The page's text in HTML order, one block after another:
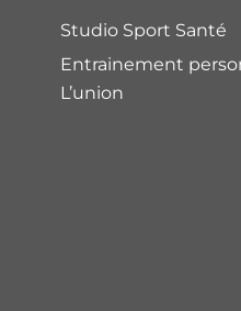
Studio Sport Santé
Entrainement
L’union